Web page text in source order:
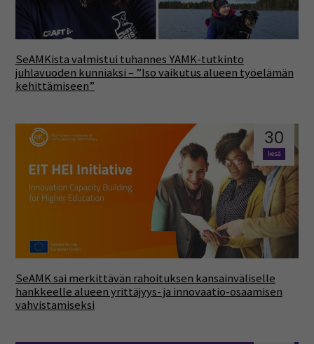
SeAMKista valmistui tuhannes YAMK-tutkinto
juhlavuoden kunniaksi – ”Iso vaikutus alueen työelämän
kehittämiseen”
30
kesä
SeAMK sai merkittävän rahoituksen kansainväliselle
hankkeelle alueen yrittäjyys- ja innovaatio-osaamisen
vahvistamiseksi